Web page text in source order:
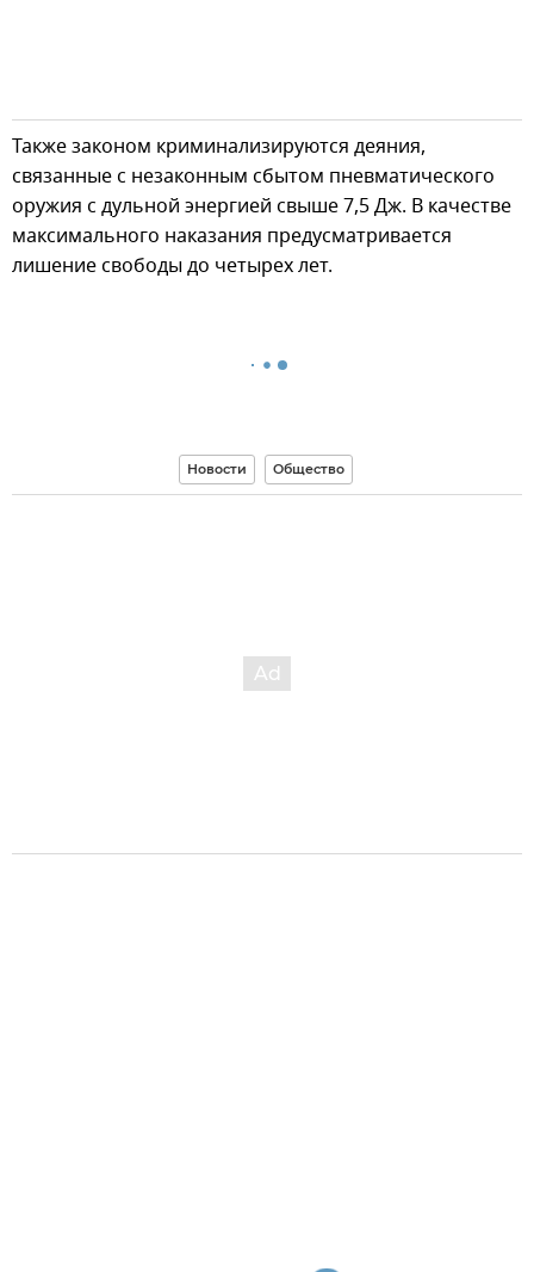
Также законом криминализируются деяния,
связанные с незаконным сбытом пневматического
оружия с дульной энергией свыше 7,5 Дж. В качестве
максимального наказания предусматривается
лишение свободы до четырех лет.
Новости Общество